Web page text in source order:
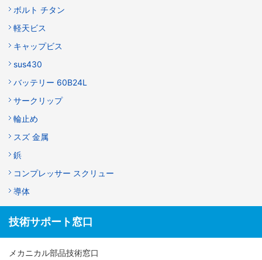
ボルト チタン
軽天ビス
キャップビス
sus430
バッテリー 60B24L
サークリップ
輪止め
スズ 金属
鋲
コンプレッサー スクリュー
導体
技術サポート窓口
メカニカル部品技術窓口